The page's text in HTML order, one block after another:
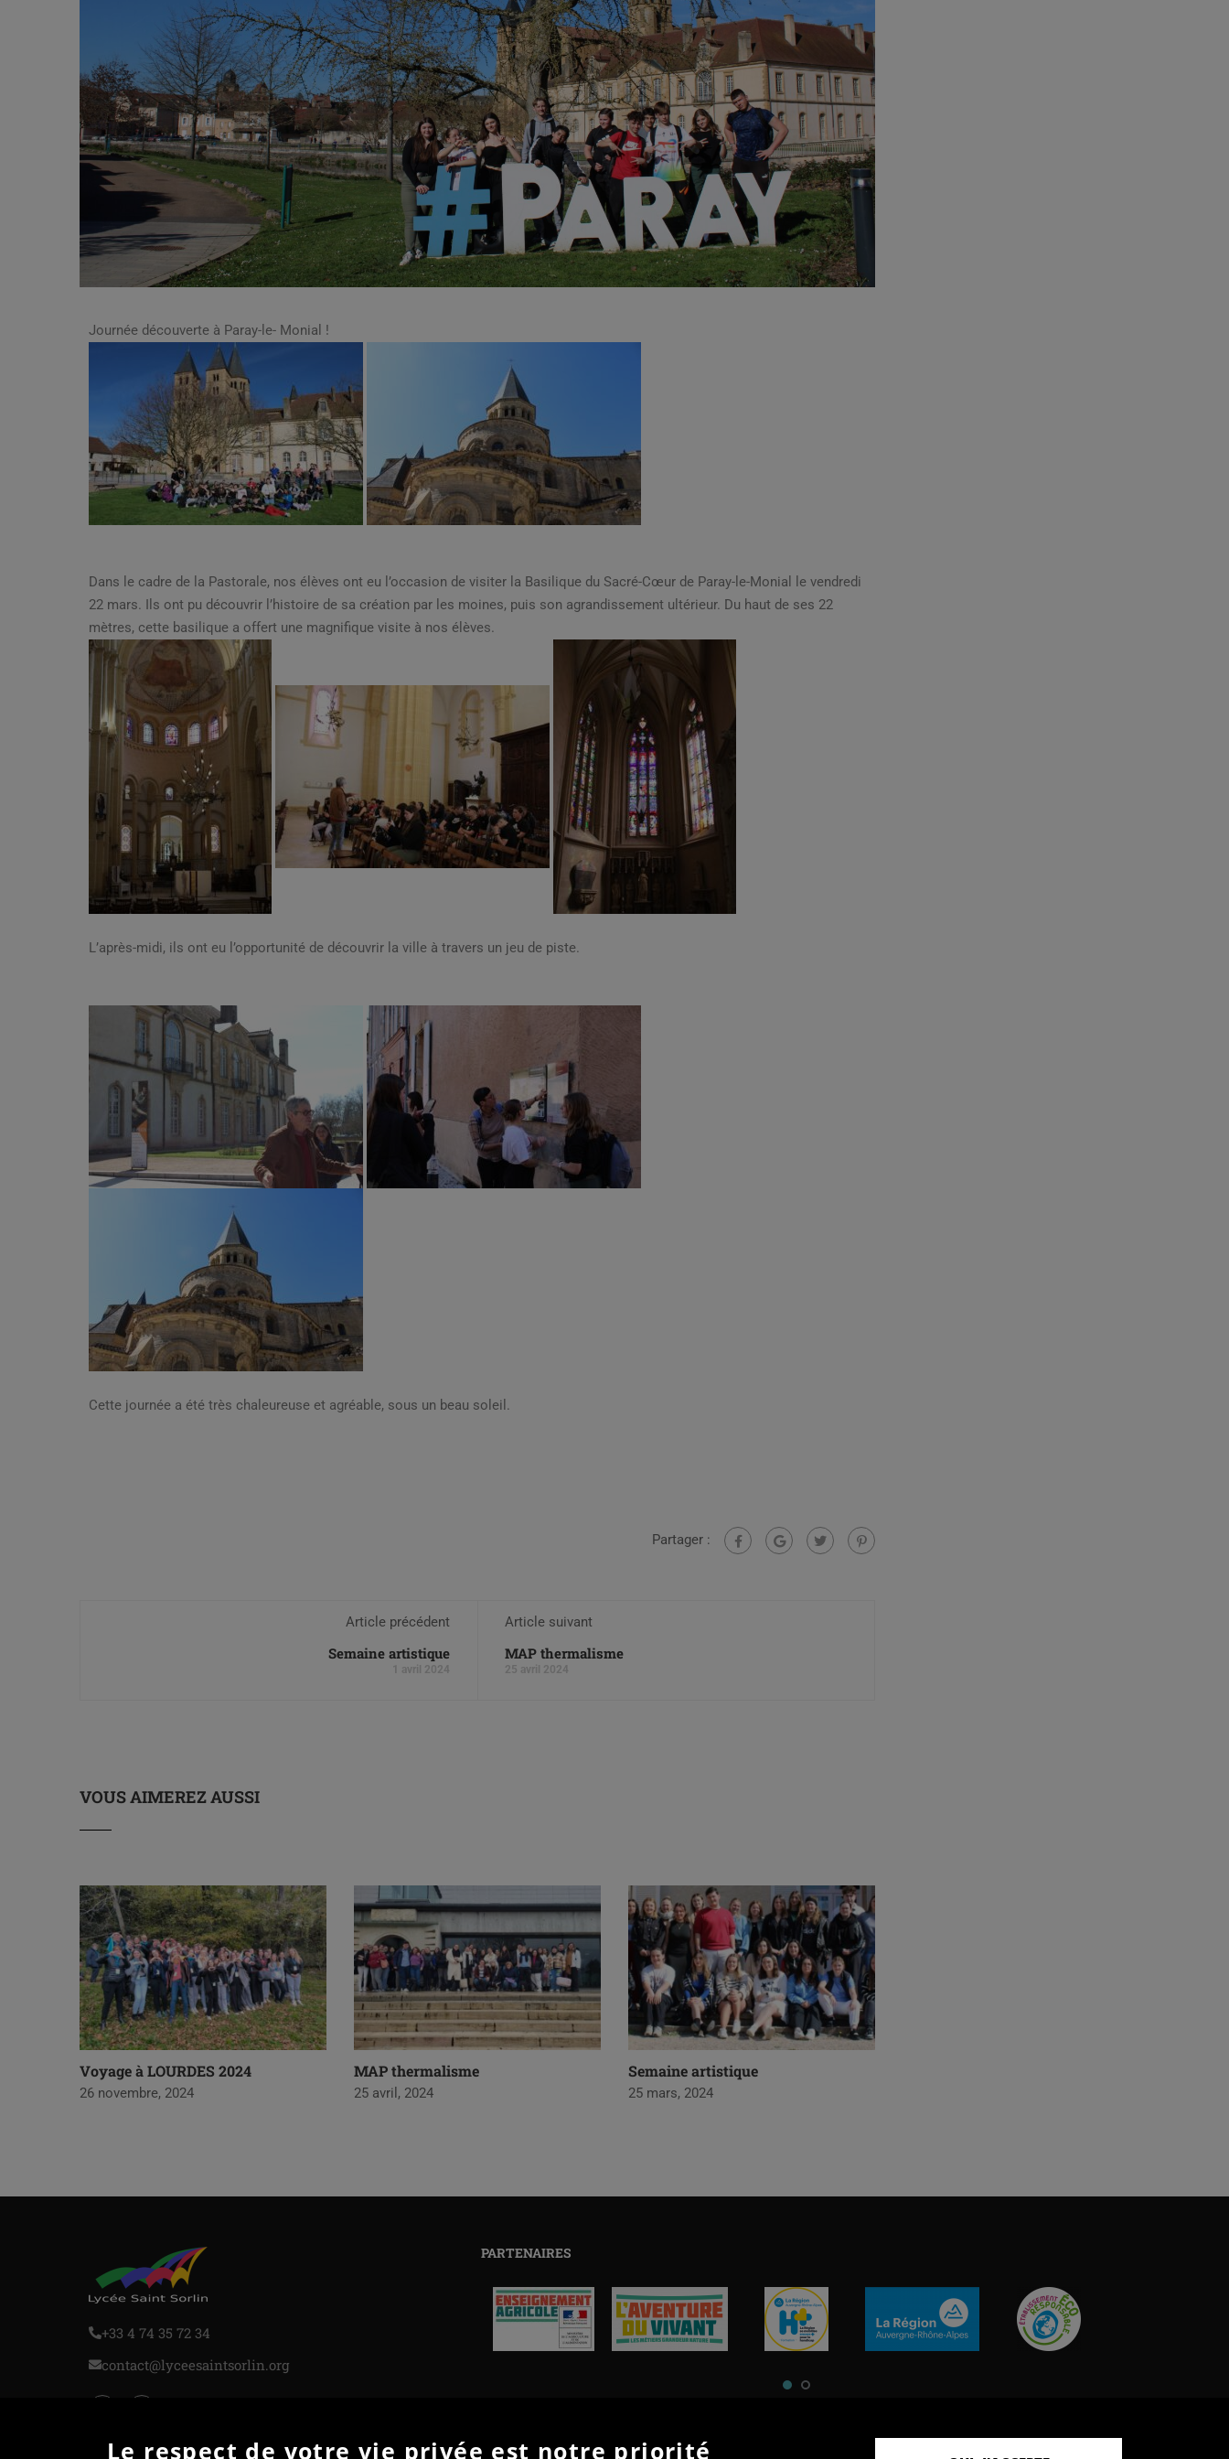
Journée découverte à Paray-le- Monial !
Dans le cadre de la Pastorale, nos élèves ont eu l’occasion de visiter la Basilique du Sacré-Cœur de Paray-le-Monial le vendredi
22 mars. Ils ont pu découvrir l’histoire de sa création par les moines, puis son agrandissement ultérieur. Du haut de ses 22
mètres, cette basilique a offert une magnifique visite à nos élèves.
L’après-midi, ils ont eu l’opportunité de découvrir la ville à travers un jeu de piste.
Cette journée a été très chaleureuse et agréable, sous un beau soleil.
Partager :
Article précédent
Semaine artistique
1 avril 2024
Article suivant
MAP thermalisme
25 avril 2024
VOUS AIMEREZ AUSSI
Voyage à LOURDES 2024
26 novembre, 2024
MAP thermalisme
25 avril, 2024
Semaine artistique
25 mars, 2024
+33 4 74 35 72 34
contact@lyceesaintsorlin.org
PARTENAIRES
Le respect de votre vie privée est notre priorité